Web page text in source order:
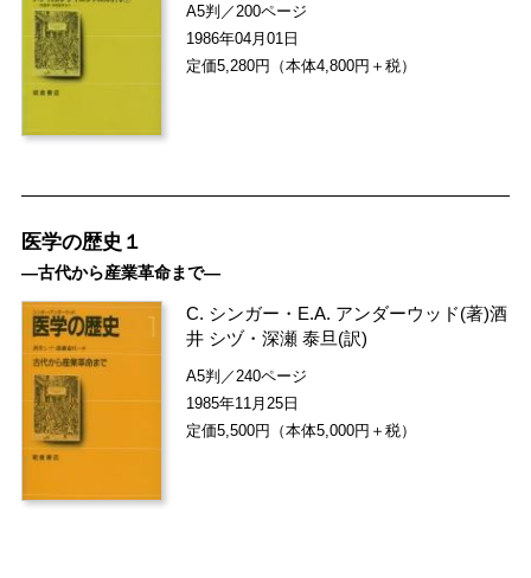
A5判／200ページ
1986年04月01日
定価5,280円（本体4,800円＋税）
医学の歴史１
―古代から産業革命まで―
C. シンガー ・ E.A. アンダーウッド(著)酒
井 シヅ・深瀬 泰旦 (訳)
A5判／240ページ
1985年11月25日
定価5,500円（本体5,000円＋税）